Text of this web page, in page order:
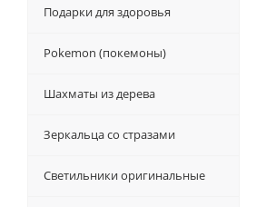
Подарки для здоровья
Pokemon (покемоны)
Шахматы из дерева
Зеркальца со стразами
Светильники оригинальные